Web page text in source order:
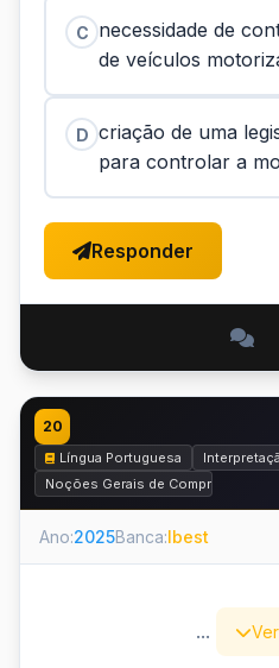
C necessidade de
de veículos
D criação de uma
para controlar a
Responder
20
Língua Portuguesa
Noções Gerais de Compreensão e
Ano:2025Banca:Ibest
...